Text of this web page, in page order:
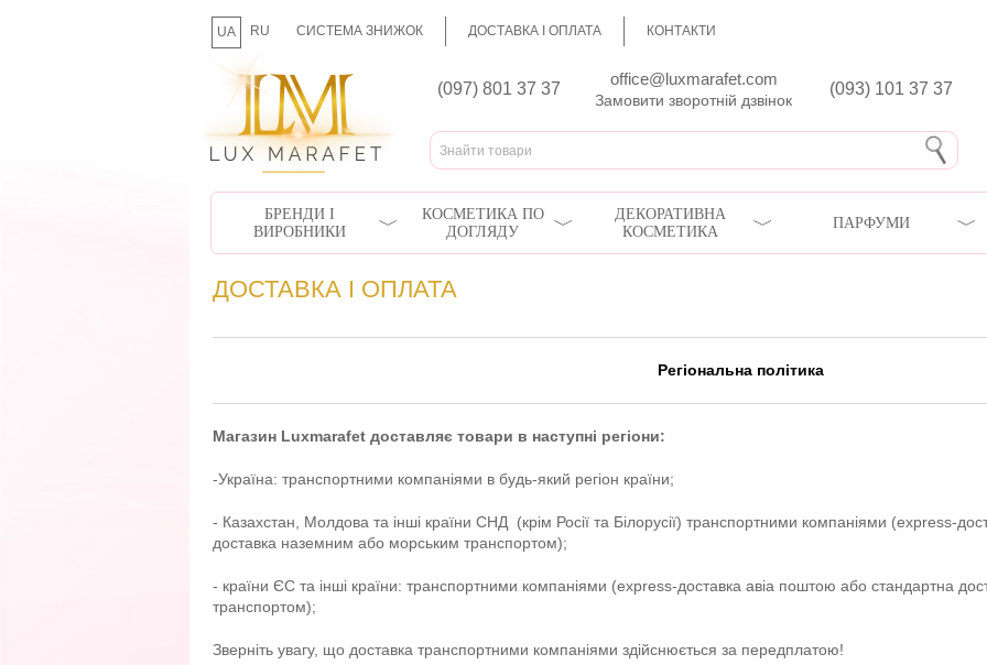
UA RU СИСТЕМА ЗНИЖОК ДОСТАВКА І ОПЛАТА КОНТАКТИ
(097) 801 37 37
office@luxmarafet.com
(093) 101 37 37
Замовити зворотній дзвінок
БРЕНДИ І
ВИРОБНИКИ
КОСМЕТИКА ПО
ДОГЛЯДУ
ДЕКОРАТИВНА
КОСМЕТИКА
ПАРФУМИ
ДОСТАВКА I ОПЛАТА
Регіональна політика
Магазин Luxmarafet доставляє товари в наступні регіони:
-Україна: транспортними компаніями в будь-який регіон країни;
- Казахстан, Молдова та інші країни СНД (крім Росії та Білорусії) транспортними компаніями (express-
доставка наземним або морським транспортом);
- країни ЄС та інші країни: транспортними компаніями (express-доставка авіа поштою або стандартна
транспортом);
Зверніть увагу, що доставка транспортними компаніями здійснюється за передплатою!